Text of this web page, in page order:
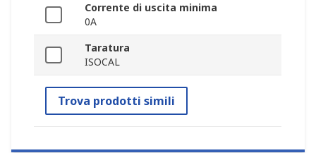
Corrente di uscita minima
0A
Taratura
ISOCAL
Trova prodotti simili